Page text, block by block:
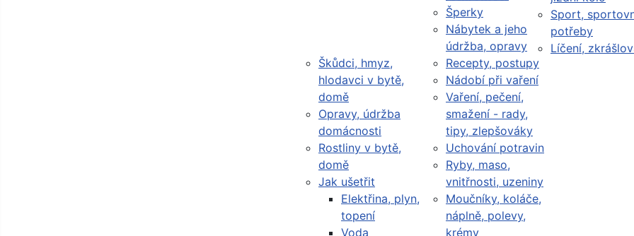
Šperky
Nábytek a jeho
údržba, opravy
Škůdci, hmyz,
hlodavci v bytě,
domě
Opravy, údržba
domácnosti
Rostliny v bytě,
domě
Jak ušetřit
Elektřina, plyn,
topení
Voda
Recepty, postupy
Nádobí při vaření
Vaření, pečení,
smažení - rady,
tipy, zlepšováky
Uchování potravin
Ryby, maso,
vnitřnosti, uzeniny
Moučníky, koláče,
náplně, polevy,
krémy
Sport,
potřeby
Líčení,